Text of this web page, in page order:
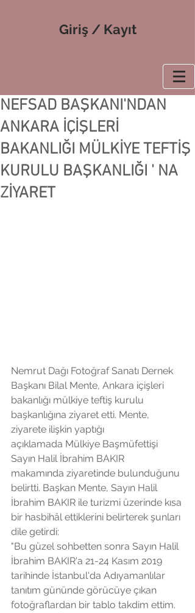
Giriş / Kayıt
NEFSAD BAŞKANI'NDAN
ANKARA İÇİŞLERİ
BAKANLIĞI MÜLKİYE TEFTİŞ
KURULU BAŞKANLIĞI ' NA
ZİYARET
Nemrut Dağı Fotoğraf Sanatı Dernek
Başkanı Bilal Mente, Ankara içişleri
bakanlığı mülkiye teftiş kurulu
başkanlığına ziyaret etti. Mente,
ziyarete ilişkin yaptığı
açıklamada Mülkiye Başmüfettişi
Sayın Halil İbrahim BAKIR
makamında ziyaretinde bulunduğunu
belirtti. Başkan Mente, Sayın Halil
İbrahim BAKIR ile turizmi üzerinde kısa
bir hasbihâl ettiklerini belirterek şunları
dile getirdi:
"Bu güzel sohbetten sonra Sayın Halil
İbrahim BAKIR'a 21-24 Kasım 2019
tarihinde İstanbul'da Adıyamanlılar
tanıtım gününde görücüye çıkan
fotoğraflardan bir tablo takdim ettim.